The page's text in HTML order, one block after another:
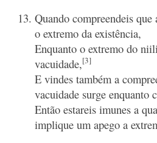
Quando compreendeis que
o extremo da existência,
Enquanto o extremo do
vacuidade,[3]
E vindes também a
vacuidade surge enquanto
Então estareis imunes a
implique um apego a